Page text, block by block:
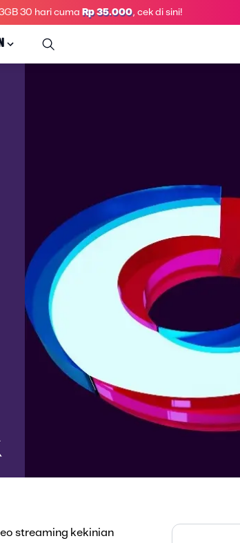
30 hari cuma Rp 35.000, cek di sini!
streaming kekinian